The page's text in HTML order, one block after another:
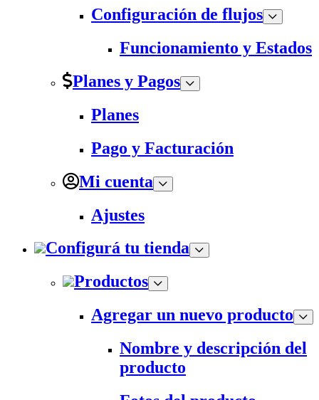
Configuración de flujos
Funcionamiento y Estados
Planes y Pagos
Planes
Pago y Facturación
Mi cuenta
Ajustes
Configurá tu tienda
Productos
Agregar un nuevo producto
Nombre y descripción del
producto